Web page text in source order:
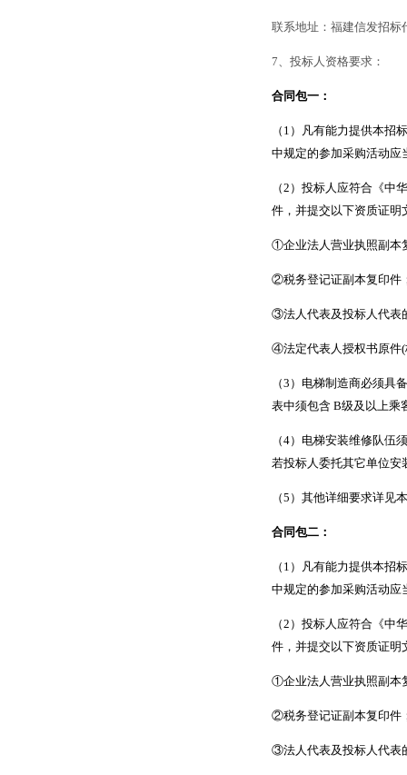
联系地址：福建信发招标
7、投标人资格要求：
合同包一：
（ 1 ）凡有能力提供本招
中规定的参加采购活动应
（2 ）投标人应符合《中
件，并提交以下资质证明
①企业法人营业执照副本
②税务登记证副本复印件
③法人代表及投标人代表
④法定代表人授权书原件(
（3 ）电梯制造商必须具
表中须包含 B级及以上乘
（4）电梯安装维修队伍
若投标人委托其它单位安
（5 ）其他详细要求详见
合同包二：
（ 1 ）凡有能力提供本招
中规定的参加采购活动应
（2 ）投标人应符合《中
件，并提交以下资质证明
①企业法人营业执照副本
②税务登记证副本复印件
③法人代表及投标人代表